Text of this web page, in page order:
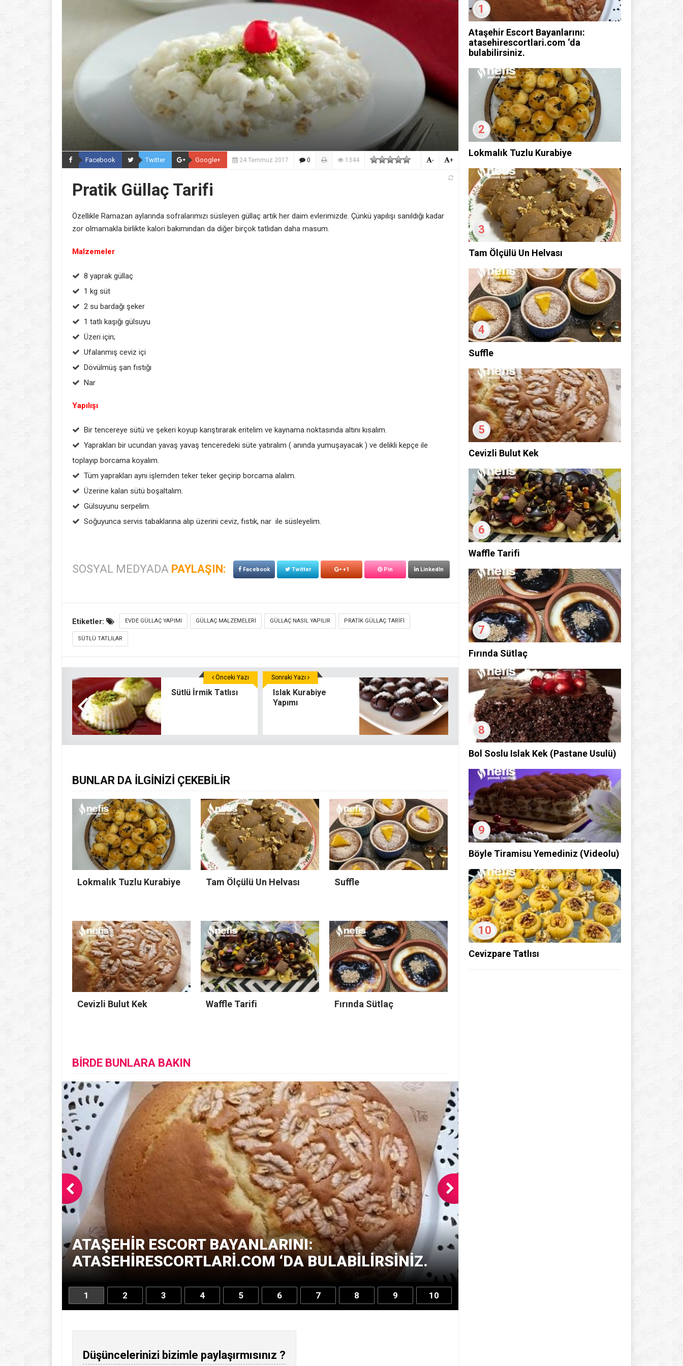
Facebook Twitter Google+ 24 Temmuz 2017 0 1344 +
-
Pratik Güllaç Tarifi
Özellikle Ramazan aylarında sofralarımızı süsleyen güllaç artık her daim evlerimizde. Çünkü yapılışı sanıldığı kadar
zor olmamakla birlikte kalori bakımından da diğer birçok tatlıdan daha masum.
Malzemeler
8 yaprak güllaç
1 kg süt
2 su bardağı şeker
1 tatlı kaşığı gülsuyu
Üzeri için;
Ufalanmış ceviz içi
Dövülmüş şan fıstığı
Nar
Yapılışı
Bir tencereye sütü ve şekeri koyup karıştırarak eritelim ve kaynama noktasında altını kısalım.
Yaprakları bir ucundan yavaş yavaş tenceredeki süte yatıralım ( anında yumuşayacak ) ve delikli kepçe ile
toplayıp borcama koyalım.
Tüm yaprakları aynı işlemden teker teker geçirip borcama alalım.
Üzerine kalan sütü boşaltalım.
Gülsuyunu serpelim.
Soğuyunca servis tabaklarına alıp üzerini ceviz, fıstık, nar ile süsleyelim.
SOSYAL MEDYADA PAYLAŞIN: Facebook Twitter +1 Pin LinkedIn
Etiketler: EVDE GÜLLAÇ YAPIMI GÜLLAÇ MALZEMELERI GÜLLAÇ NASIL YAPILIR PRATIK GÜLLAÇ TARIFI
SÜTLÜ TATLILAR
Sütlü İrmik Tatlısı
Önceki Yazı
Islak Kurabiye
Yapımı
Sonraki Yazı
BUNLAR DA İLGİNİZİ ÇEKEBİLİR
Lokmalık Tuzlu Kurabiye Tam Ölçülü Un Helvası Suffle
Cevizli Bulut Kek Waffle Tarifi Fırında Sütlaç
BİRDE BUNLARA BAKIN
ATAŞEHIR ESCORT BAYANLARINI:
ATASEHIRESCORTLARI.COM ‘DA BULABILIRSINIZ.
LOKMALIK TUZLU KURABIYE
1 2 3 4 5 6 7 8 9 10
Düşüncelerinizi bizimle paylaşırmısınız ?
1
Ataşehir Escort Bayanlarını:
atasehirescortlari.com ‘da
bulabilirsiniz.
2
Lokmalık Tuzlu Kurabiye
3
Tam Ölçülü Un Helvası
4
Suffle
5
Cevizli Bulut Kek
6
Waffle Tarifi
7
Fırında Sütlaç
8
Bol Soslu Islak Kek (Pastane Usulü)
9
Böyle Tiramisu Yemediniz (Videolu)
10
Cevizpare Tatlısı